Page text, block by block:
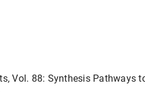
Vol. 88: Synthesis Pathways